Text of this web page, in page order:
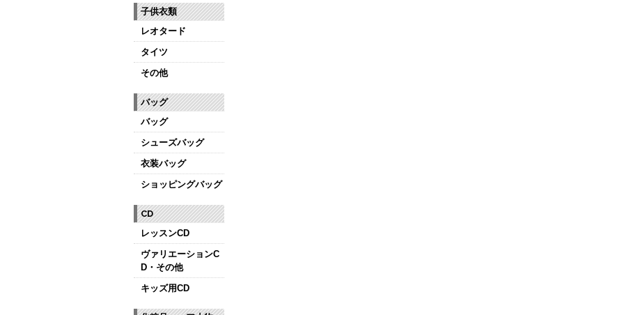
子供衣類
レオタード
タイツ
その他
バッグ
バッグ
シューズバッグ
衣装バッグ
ショッピングバッグ
CD
レッスンCD
ヴァリエーションC
D・その他
キッズ用CD